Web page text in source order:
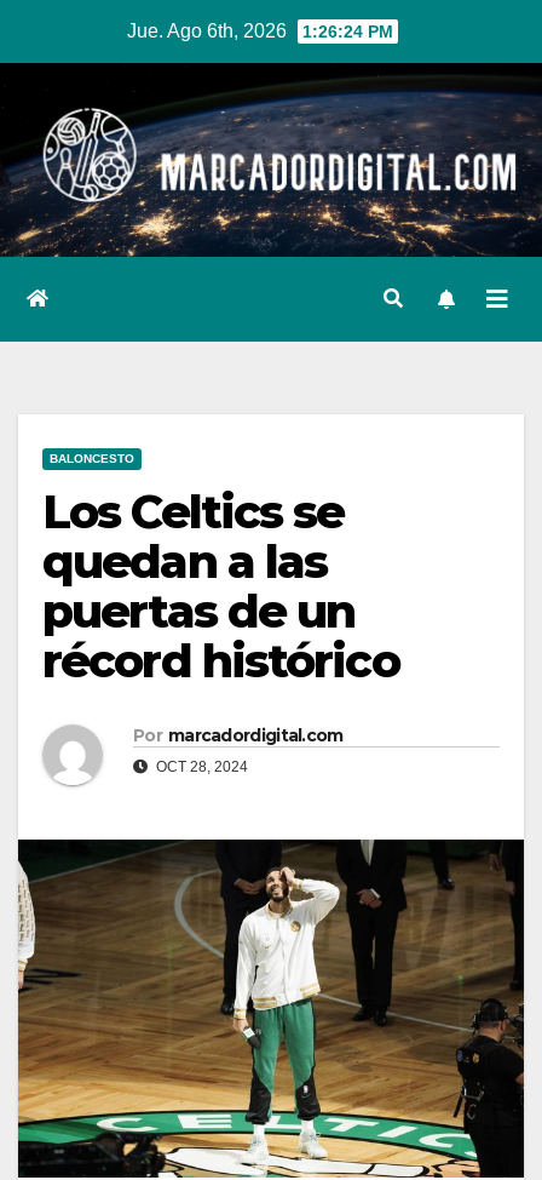
contenido
Jue. Ago 6th, 2026 1:26:25 PM
BALONCESTO
Los Celtics se
quedan a las
puertas de un
récord histórico
Por marcadordigital.com
OCT 28, 2024